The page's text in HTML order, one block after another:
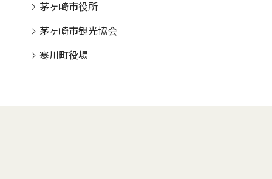
茅ヶ崎市役所
茅ヶ崎市観光協会
寒川町役場